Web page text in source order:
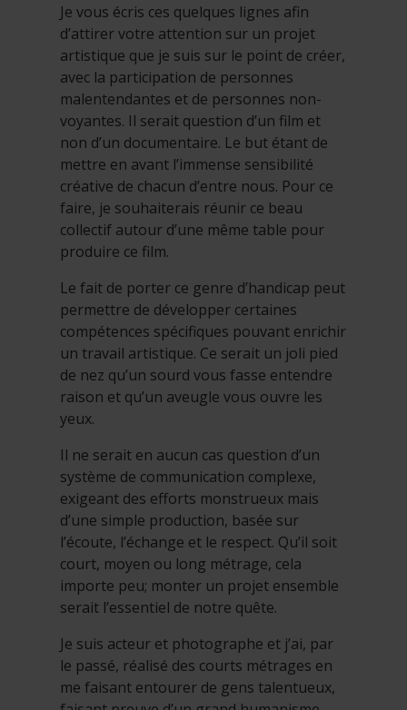
Je vous écris ces quelques lignes afin
d’attirer votre attention sur un projet
artistique que je suis sur le point de créer,
avec la participation de personnes
malentendantes et de personnes non-
voyantes. Il serait question d’un film et
non d’un documentaire. Le but étant de
mettre en avant l’immense sensibilité
créative de chacun d’entre nous. Pour ce
faire, je souhaiterais réunir ce beau
collectif autour d’une même table pour
produire ce film.
Le fait de porter ce genre d’handicap peut
permettre de développer certaines
compétences spécifiques pouvant enrichir
un travail artistique. Ce serait un joli pied
de nez qu’un sourd vous fasse entendre
raison et qu’un aveugle vous ouvre les
yeux.
Il ne serait en aucun cas question d’un
système de communication complexe,
exigeant des efforts monstrueux mais
d’une simple production, basée sur
l’écoute, l’échange et le respect. Qu’il soit
court, moyen ou long métrage, cela
importe peu; monter un projet ensemble
serait l’essentiel de notre quête.
Je suis acteur et photographe et j’ai, par
le passé, réalisé des courts métrages en
me faisant entourer de gens talentueux,